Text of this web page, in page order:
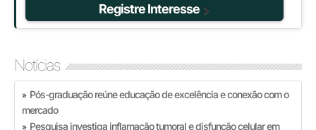
Registre Interesse
Notícias
» Pós-graduação reúne educação de excelência e conexão com o
mercado
» Pesquisa investiga inflamação tumoral e disfunção celular em